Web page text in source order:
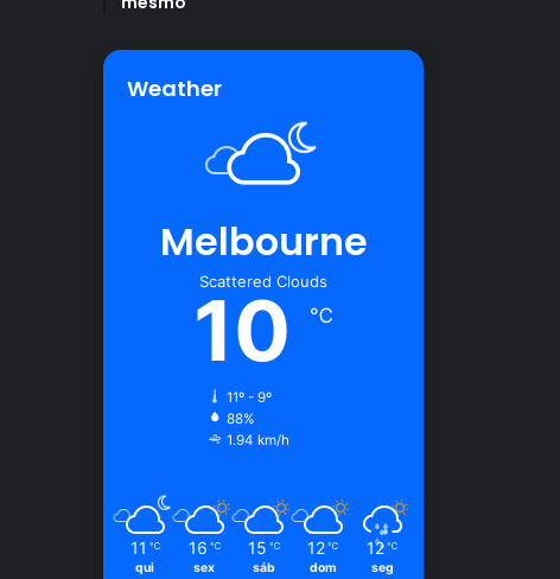
Weather
Melbourne
Scattered Clouds
10 ℃
11º - 9º
88%
1.94 km/h
11 ℃
qui
16 ℃
sex
15 ℃
sáb
12 ℃
dom
12 ℃
seg